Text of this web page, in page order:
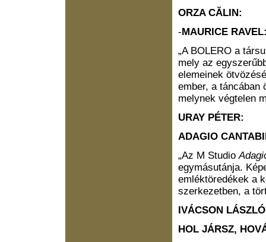
ORZA CĂLIN:
-MAURICE
„A BOLERO a
mely az
elemeinek
ember, a táncában
melynek végtelen
URAY PÉTER:
ADAGIO
„Az M Studio
egymásutánja.
emléktöredékek a
szerkezetben, a
IVÁCSON
HOL JÁRSZ,